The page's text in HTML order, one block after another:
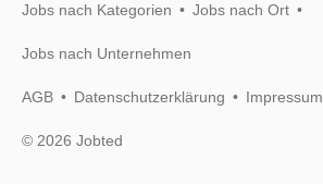
Jobs nach Kategorien Jobs nach Ort
Jobs nach Unternehmen
AGB Datenschutzerklärung Impressum
© 2026 Jobted